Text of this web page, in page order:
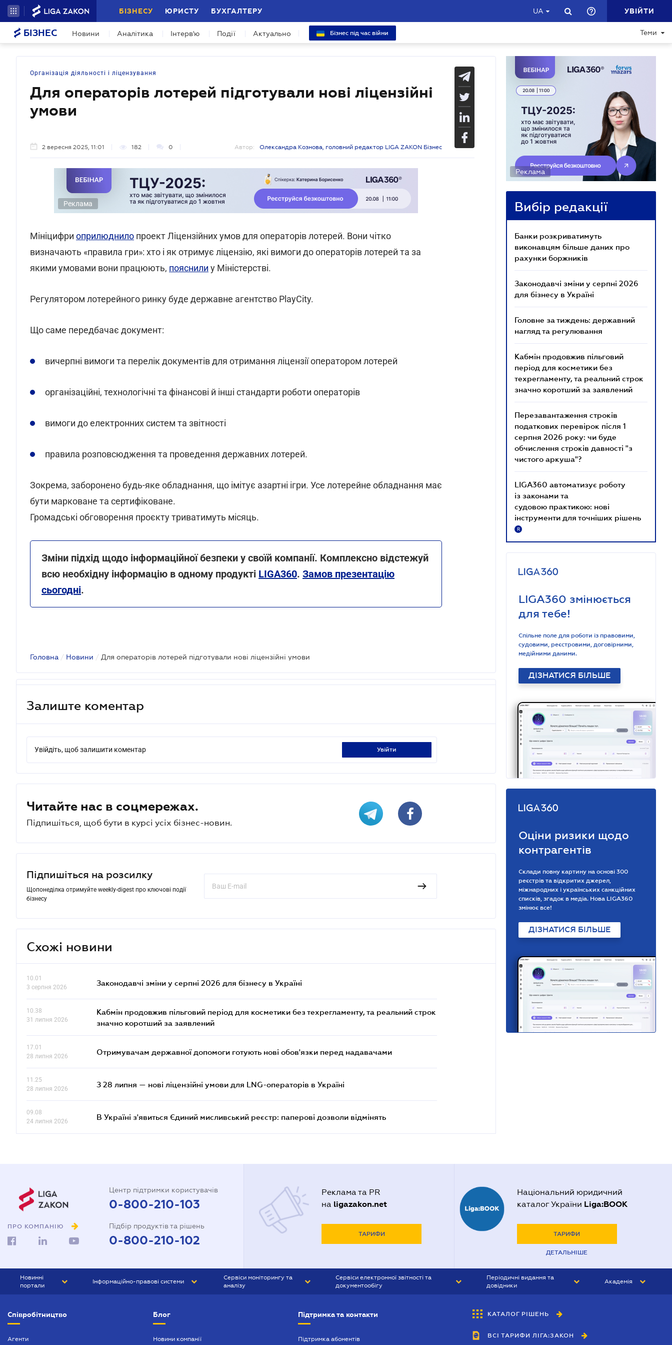
БІЗНЕСУ ЮРИСТУ БУХГАЛТЕРУ UA УВІЙТИ
БІЗНЕС Новини Аналітика Інтерв'ю Події Актуально Бізнес під час війни Теми
Організація діяльності і ліцензування
Для операторів лотерей підготували нові ліцензійні
умови
2 вересня 2025, 11:01 182 0 Автор: Олександра Кознова, головний редактор LIGA ZAKON Бізнес
Реклама
Мініцифри оприлюднило проект Ліцензійних умов для операторів лотерей. Вони чітко
визначають «правила гри»: хто і як отримує ліцензію, які вимоги до операторів лотерей та за
якими умовами вони працюють, пояснили у Міністерстві.
Регулятором лотерейного ринку буде державне агентство PlayCity.
Що саме передбачає документ:
вичерпні вимоги та перелік документів для отримання ліцензії оператором лотерей
організаційні, технологічні та фінансові й інші стандарти роботи операторів
вимоги до електронних систем та звітності
правила розповсюдження та проведення державних лотерей.
Зокрема, заборонено будь-яке обладнання, що імітує азартні ігри. Усе лотерейне обладнання має
бути марковане та сертифіковане.
Громадські обговорення проєкту триватимуть місяць.
Зміни підхід щодо інформаційної безпеки у своїй компанії. Комплексно відстежуй
всю необхідну інформацію в одному продукті LIGA360. Замов презентацію
сьогодні.
Головна / Новини / Для операторів лотерей підготували нові ліцензійні умови
Залиште коментар
Увійдіть, щоб залишити коментар увійти
Читайте нас в соцмережах.
Підпишіться, щоб бути в курсі усіх бізнес-новин.
Підпишіться на розсилку
Щопонеділка отримуйте weekly-digest про ключові події
бізнесу
Схожі новини
10.01
3 серпня 2026
Законодавчі зміни у серпні 2026 для бізнесу в Україні
10.38
31 липня 2026
Кабмін продовжив пільговий період для косметики без техрегламенту, та реальний строк
значно коротший за заявлений
17.01
28 липня 2026
Отримувачам державної допомоги готують нові обов'язки перед надавачами
11.25
28 липня 2026
З 28 липня — нові ліцензійні умови для LNG-операторів в Україні
09.08
24 липня 2026
В Україні з'явиться Єдиний мисливський реєстр: паперові дозволи відмінять
Реклама
Вибір редакції
Банки розкриватимуть
виконавцям більше даних про
рахунки боржників
Законодавчі зміни у серпні 2026
для бізнесу в Україні
Головне за тиждень: державний
нагляд та регулювання
Кабмін продовжив пільговий
період для косметики без
техрегламенту, та реальний строк
значно коротший за заявлений
Перезавантаження строків
податкових перевірок після 1
серпня 2026 року: чи буде
обчислення строків давності "з
чистого аркуша"?
LIGA360 автоматизує роботу
із законами та
судовою практикою: нові
інструменти для точніших рішень
R
LIGA360 змінюється
для тебе!
Спільне поле для роботи із правовими,
судовими, реєстровими, договірними,
медійними даними.
ДІЗНАТИСЯ БІЛЬШЕ
Оціни ризики щодо
контрагентів
Склади повну картину на основі 300
реєстрів та відкритих джерел,
міжнародних і українських санкційних
списків, згадок в медіа. Нова LIGA360
змінює все!
ДІЗНАТИСЯ БІЛЬШЕ
ПРО КОМПАНІЮ
Центр підтримки користувачів
0-800-210-103
Підбір продуктів та рішень
0-800-210-102
Реклама та PR
на ligazakon.net
ТАРИФИ
Національний юридичний
каталог України Liga:BOOK
ТАРИФИ
ДЕТАЛЬНІШЕ
Новинні
портали
БІЗНЕС
Інформаційно-правові системи
Сервіси моніторингу та
аналізу
Сервіси електронної звітності та
документообігу
Періодичні видання та
довідники
БУХГАЛТЕР&ЗАКОН
ВІСНИК МСФЗ
Академія
Співробітництво
Агенти
Блог
Новини компанії
Підтримка та контакти
Підтримка абонентів
КАТАЛОГ РІШЕНЬ
ВСІ ТАРИФИ ЛІГА:ЗАКОН